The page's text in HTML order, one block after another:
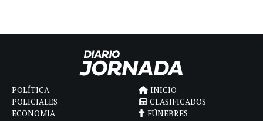
POLÍTICA
POLICIALES
ECONOMIA
INICIO
CLASIFICADOS
FÚNEBRES